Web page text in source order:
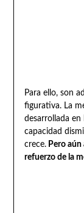
Para ello, son
figurativa. La
desarrollada en
capacidad
crece.Pero aún
refuerzo de la